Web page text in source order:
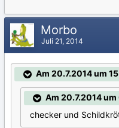
Morbo
Juli 21, 2014
Am 20.7.2014 um
Am 20.7.2014
checker und